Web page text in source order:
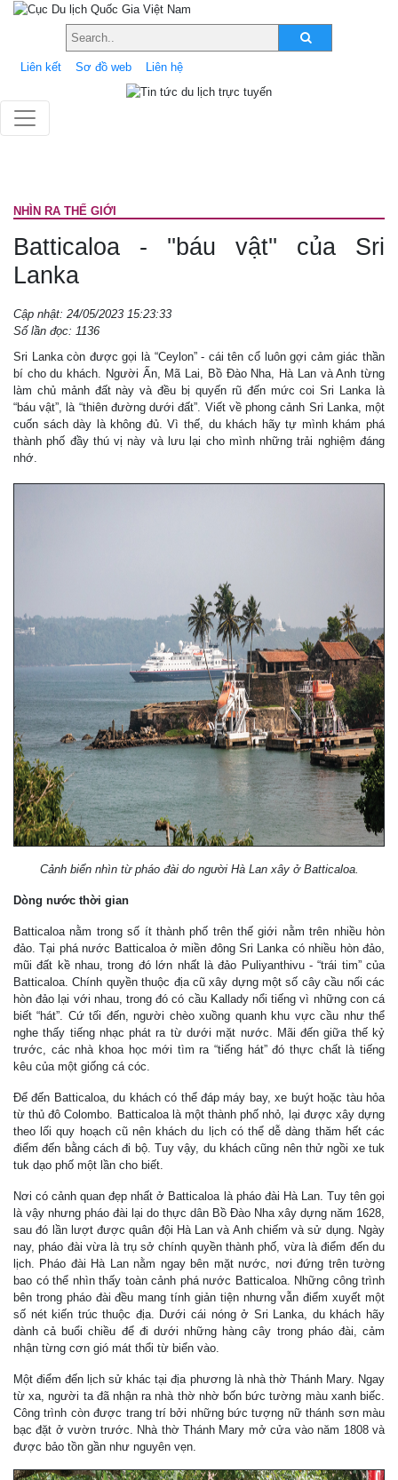
Liên kết Sơ đồ web Liên hệ
NHÌN RA THẾ GIỚI
Batticaloa - ''báu vật'' của Sri
Lanka
Cập nhật: 24/05/2023 15:23:33
Số lần đọc: 1136
Sri Lanka còn được gọi là “Ceylon” - cái tên cổ luôn gợi cảm giác thần
bí cho du khách. Người Ấn, Mã Lai, Bồ Đào Nha, Hà Lan và Anh từng
làm chủ mảnh đất này và đều bị quyến rũ đến mức coi Sri Lanka là
“báu vật”, là “thiên đường dưới đất”. Viết về phong cảnh Sri Lanka, một
cuốn sách dày là không đủ. Vì thế, du khách hãy tự mình khám phá
thành phố đầy thú vị này và lưu lại cho mình những trải nghiệm đáng
nhớ.
Cảnh biển nhìn từ pháo đài do người Hà Lan xây ở Batticaloa.
Dòng nước thời gian
Batticaloa nằm trong số ít thành phố trên thế giới nằm trên nhiều hòn
đảo. Tại phá nước Batticaloa ở miền đông Sri Lanka có nhiều hòn đảo,
mũi đất kề nhau, trong đó lớn nhất là đảo Puliyanthivu - “trái tim” của
Batticaloa. Chính quyền thuộc địa cũ xây dựng một số cây cầu nối các
hòn đảo lại với nhau, trong đó có cầu Kallady nổi tiếng vì những con cá
biết “hát”. Cứ tối đến, người chèo xuồng quanh khu vực cầu như thể
nghe thấy tiếng nhạc phát ra từ dưới mặt nước. Mãi đến giữa thế kỷ
trước, các nhà khoa học mới tìm ra “tiếng hát” đó thực chất là tiếng
kêu của một giống cá cóc.
Để đến Batticaloa, du khách có thể đáp máy bay, xe buýt hoặc tàu hỏa
từ thủ đô Colombo. Batticaloa là một thành phố nhỏ, lại được xây dựng
theo lối quy hoạch cũ nên khách du lịch có thể dễ dàng thăm hết các
điểm đến bằng cách đi bộ. Tuy vậy, du khách cũng nên thử ngồi xe tuk
tuk dạo phố một lần cho biết.
Nơi có cảnh quan đẹp nhất ở Batticaloa là pháo đài Hà Lan. Tuy tên gọi
là vậy nhưng pháo đài lại do thực dân Bồ Đào Nha xây dựng năm 1628,
sau đó lần lượt được quân đội Hà Lan và Anh chiếm và sử dụng. Ngày
nay, pháo đài vừa là trụ sở chính quyền thành phố, vừa là điểm đến du
lịch. Pháo đài Hà Lan nằm ngay bên mặt nước, nơi đứng trên tường
bao có thể nhìn thấy toàn cảnh phá nước Batticaloa. Những công trình
bên trong pháo đài đều mang tính giản tiện nhưng vẫn điểm xuyết một
số nét kiến trúc thuộc địa. Dưới cái nóng ở Sri Lanka, du khách hãy
dành cả buổi chiều để đi dưới những hàng cây trong pháo đài, cảm
nhận từng cơn gió mát thổi từ biển vào.
Một điểm đến lịch sử khác tại địa phương là nhà thờ Thánh Mary. Ngay
từ xa, người ta đã nhận ra nhà thờ nhờ bốn bức tường màu xanh biếc.
Công trình còn được trang trí bởi những bức tượng nữ thánh sơn màu
bạc đặt ở vườn trước. Nhà thờ Thánh Mary mở cửa vào năm 1808 và
được bảo tồn gần như nguyên vẹn.